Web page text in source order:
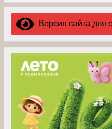
Версия сайта для